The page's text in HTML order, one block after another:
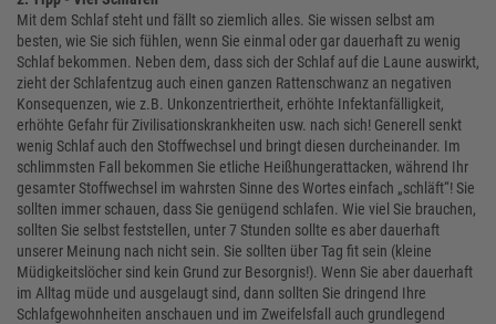
Mit dem Schlaf steht und fällt so ziemlich alles. Sie wissen selbst am
besten, wie Sie sich fühlen, wenn Sie einmal oder gar dauerhaft zu wenig
Schlaf bekommen. Neben dem, dass sich der Schlaf auf die Laune auswirkt,
zieht der Schlafentzug auch einen ganzen Rattenschwanz an negativen
Konsequenzen, wie z.B. Unkonzentriertheit, erhöhte Infektanfälligkeit,
erhöhte Gefahr für Zivilisationskrankheiten usw. nach sich! Generell senkt
wenig Schlaf auch den Stoffwechsel und bringt diesen durcheinander. Im
schlimmsten Fall bekommen Sie etliche Heißhungerattacken, während Ihr
gesamter Stoffwechsel im wahrsten Sinne des Wortes einfach „schläft“! Sie
sollten immer schauen, dass Sie genügend schlafen. Wie viel Sie brauchen,
sollten Sie selbst feststellen, unter 7 Stunden sollte es aber dauerhaft
unserer Meinung nach nicht sein. Sie sollten über Tag fit sein (kleine
Müdigkeitslöcher sind kein Grund zur Besorgnis!). Wenn Sie aber dauerhaft
im Alltag müde und ausgelaugt sind, dann sollten Sie dringend Ihre
Schlafgewohnheiten anschauen und im Zweifelsfall auch grundlegend